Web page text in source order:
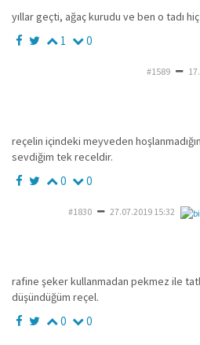
yıllar geçti, ağaç kurudu ve ben o tadı
1 0
#1589
reçelin içindeki meyveden
sevdiğim tek receldir.
0 0
#1830 27.07.2019 15:32
rafine şeker kullanmadan pekmez ile
düşündüğüm reçel.
0 0